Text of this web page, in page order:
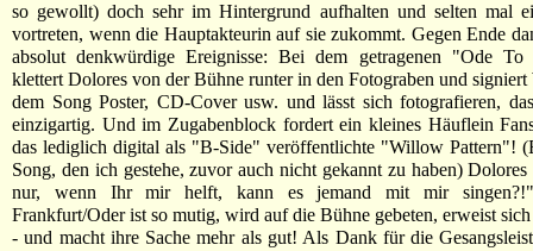
so gewollt) doch sehr im Hintergrund aufhalten und selten mal
vortreten, wenn die Hauptakteurin auf sie zukommt. Gegen Ende
absolut denkwürdige Ereignisse: Bei dem getragenen "Ode
klettert Dolores von der Bühne runter in den Fotograben und
dem Song Poster, CD-Cover usw. und lässt sich fotografieren,
einzigartig. Und im Zugabenblock fordert ein kleines Häuflein
das lediglich digital als "B-Side" veröffentlichte "Willow Pattern"!
Song, den ich gestehe, zuvor auch nicht gekannt zu haben)
nur, wenn Ihr mir helft, kann es jemand mit mir
Frankfurt/Oder ist so mutig, wird auf die Bühne gebeten, erweist
- und macht ihre Sache mehr als gut! Als Dank für die